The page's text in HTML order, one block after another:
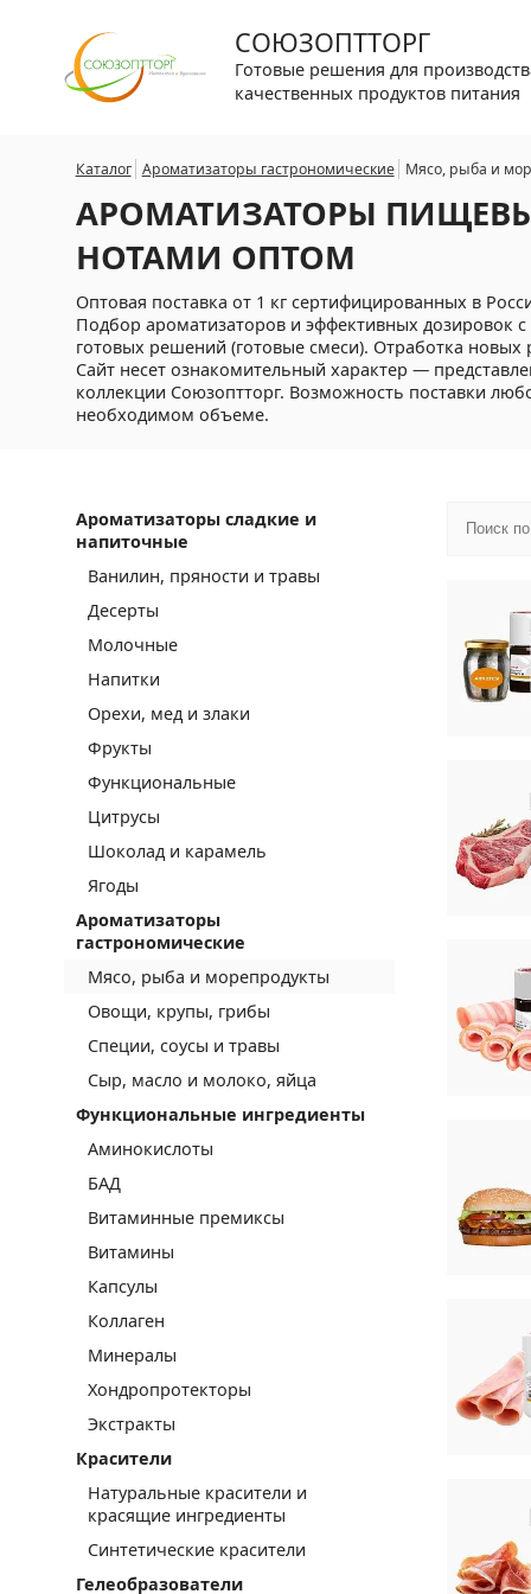
Каталог Ароматизаторы гастрономические Мясо, рыба и
АРОМАТИЗАТОРЫ
НОТАМИ ОПТОМ
Оптовая поставка от 1 кг сертифицированных в
Подбор ароматизаторов и эффективных дозировок
готовых решений (готовые смеси). Отработка новых
Сайт несет ознакомительный характер —
коллекции Союзоптторг. Возможность поставки
необходимом объеме.
Ароматизаторы сладкие и
напиточные
Ванилин, пряности и травы
Десерты
Молочные
Напитки
Орехи, мед и злаки
Фрукты
Функциональные
Цитрусы
Шоколад и карамель
Ягоды
Ароматизаторы
гастрономические
Мясо, рыба и морепродукты
Овощи, крупы, грибы
Специи, соусы и травы
Сыр, масло и молоко, яйца
Функциональные ингредиенты
Аминокислоты
БАД
Витаминные премиксы
Витамины
Капсулы
Коллаген
Минералы
Хондропротекторы
Экстракты
Красители
Натуральные красители и
красящие ингредиенты
Синтетические красители
Гелеобразователи
СОЮЗОПТТОРГ
Готовые решения для
качественных продуктов питания